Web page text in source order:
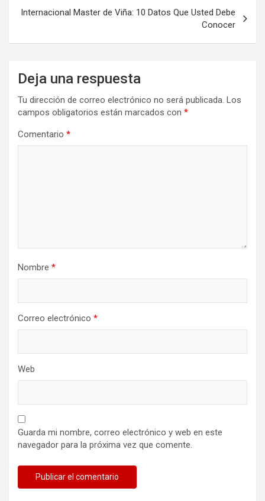
entradas
Internacional Master de Viña: 10 Datos Que Usted Debe
Conocer
Deja una respuesta
Tu dirección de correo electrónico no será publicada. Los
campos obligatorios están marcados con *
Comentario *
Nombre *
Correo electrónico *
Web
Guarda mi nombre, correo electrónico y web en este
navegador para la próxima vez que comente.